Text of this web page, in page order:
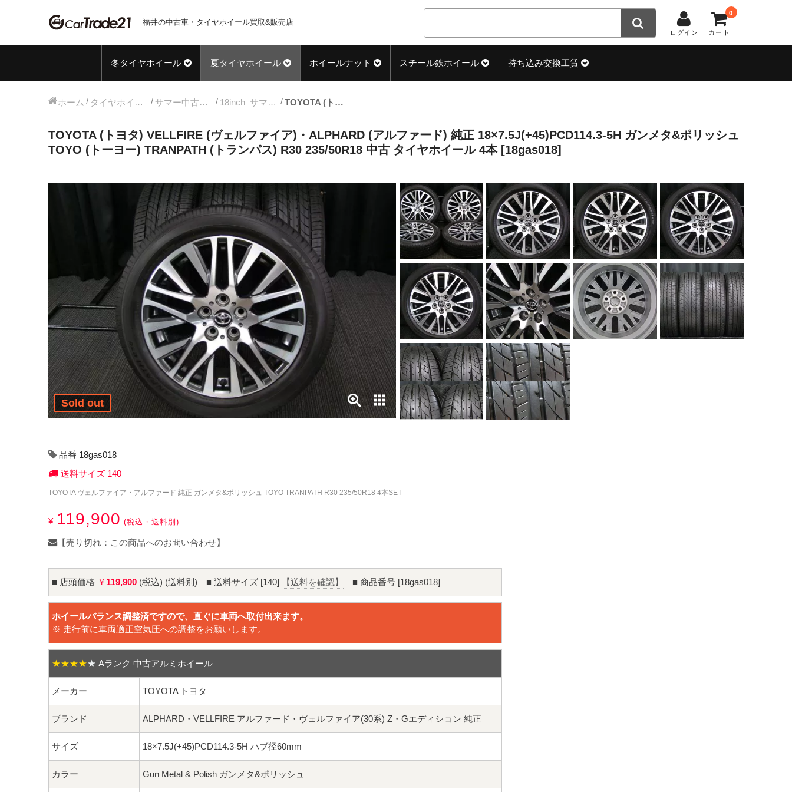
福井の中古車・タイヤホイール買取&販売店
ログイン カート
0
冬タイヤホイール 夏タイヤホイール ホイールナット スチール鉄ホイール 持ち込み交換工賃
ホーム タイヤホイールセット サマー中古タイヤホイール 18inch_サマー中古タイヤホイール TOYOTA (トヨタ) VELLFIRE (ヴェルファイア)・ALPHARD (アルファード) 純正 18×7.5J(+45)PCD114.3-5H ガンメタ&ポリッシュ TOYO (トーヨー) TRANPATH (トランパス) R30 235/50R18 中古 タイヤホイール 4本 [18gas018]
TOYOTA (トヨタ) VELLFIRE (ヴェルファイア)・ALPHARD (アルファード) 純正 18×7.5J(+45)PCD114.3-5H ガンメタ&ポリッシュ
TOYO (トーヨー) TRANPATH (トランパス) R30 235/50R18 中古 タイヤホイール 4本 [18gas018]
Sold out
品番 18gas018
送料サイズ 140
TOYOTA ヴェルファイア・アルファード 純正 ガンメタ&ポリッシュ TOYO TRANPATH R30 235/50R18 4本SET
¥ 119,900 (税込・送料別)
【売り切れ：この商品へのお問い合わせ】
■ 店頭価格 ￥ 119,900 (税込) (送料別) ■ 送料サイズ [140] 【送料を確認】 ■ 商品番号 [18gas018]
ホイールバランス調整済ですので、直ぐに車両へ取付出来ます。
※ 走行前に車両適正空気圧への調整をお願いします。
★★★★★ Aランク 中古アルミホイール
メーカー TOYOTA トヨタ
ブランド ALPHARD・VELLFIRE アルファード・ヴェルファイア(30系) Z・Gエディション 純正
サイズ 18×7.5J(+45)PCD114.3-5H ハブ径60mm
カラー Gun Metal & Polish ガンメタ&ポリッシュ